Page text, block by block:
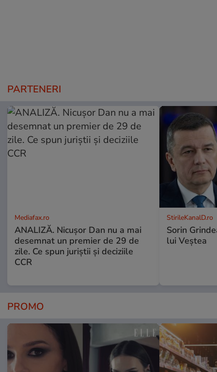
PARTENERI
Mediafax.ro
ANALIZĂ. Nicușor Dan nu a mai
desemnat un premier de 29 de
zile. Ce spun juriștii și deciziile
CCR
StirileKanalD.ro
Sorin
lui Veștea
PROMO